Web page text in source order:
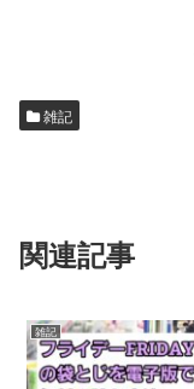
雑記
関連記事
雑記